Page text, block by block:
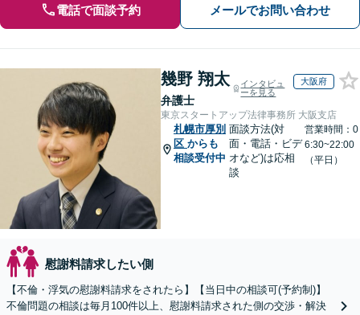
電話で面談予約 メールでお問い合わせ
幾野 翔太
弁護士
インタビュ
ーを見る
大阪府
東京スタートアップ法律事務所 大阪支店
札幌市厚別
区 からも
相談受付中
面談方法(対
面・電話・ビデ
オなど)は応相
談
営業時間：0
6:30~22:00
（平日）
慰謝料請求したい側
【不倫・浮気の慰謝料請求をされたら】【当日中の相談可(予約制)】
不倫問題の相談は毎月100件以上、慰謝料請求された側の交渉・解決